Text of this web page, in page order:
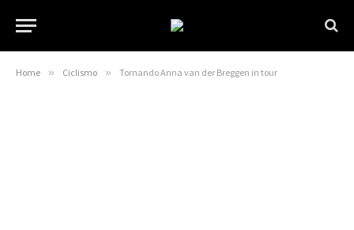
Home » Ciclismo » Tornando Anna van der Breggen in tour